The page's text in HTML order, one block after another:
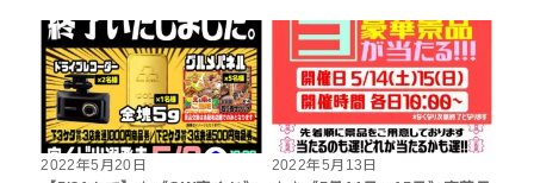
2022年5月20日
2022年5月13日